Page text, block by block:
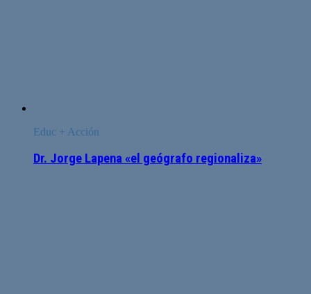
Educ + Acción
Dr. Jorge Lapena «el geógrafo regionaliza»